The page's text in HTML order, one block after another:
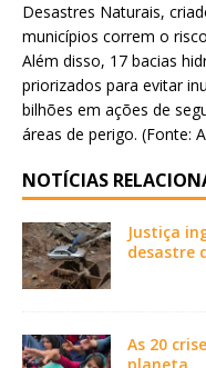
Desastres Naturais,
municípios correm o
Além disso, 17 bacias
priorizados para evitar
bilhões em ações de
áreas de perigo. (Fonte:
NOTÍCIAS
Justiça
desastre
As 20